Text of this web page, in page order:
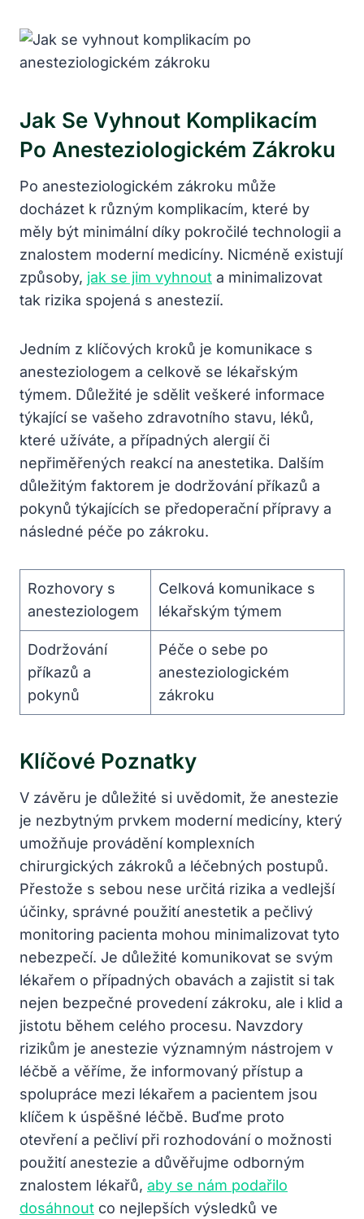
Jak Se Vyhnout Komplikacím
Po Anesteziologickém Zákroku
Po anesteziologickém zákroku může
docházet k různým komplikacím, které by
měly být minimální díky pokročilé technologii a
znalostem moderní medicíny. Nicméně existují
způsoby, jak se jim vyhnout a minimalizovat
tak rizika spojená s anestezií.
Jedním z klíčových kroků je komunikace s
anesteziologem a celkově se lékařským
týmem. Důležité je sdělit veškeré informace
týkající se vašeho zdravotního stavu, léků,
které užíváte, a případných alergií či
nepřiměřených reakcí na anestetika. Dalším
důležitým faktorem je dodržování příkazů a
pokynů týkajících se předoperační přípravy a
následné péče po zákroku.
Rozhovory s
anesteziologem
Celková komunikace s
lékařským týmem
Dodržování
příkazů a
pokynů
Péče o sebe po
anesteziologickém
zákroku
Klíčové Poznatky
V závěru je důležité si uvědomit, že anestezie
je nezbytným prvkem moderní medicíny, který
umožňuje provádění komplexních
chirurgických zákroků a léčebných postupů.
Přestože s sebou nese určitá rizika a vedlejší
účinky, správné použití anestetik a pečlivý
monitoring pacienta mohou minimalizovat tyto
nebezpečí. Je důležité komunikovat se svým
lékařem o případných obavách a zajistit si tak
nejen bezpečné provedení zákroku, ale i klid a
jistotu během celého procesu. Navzdory
rizikům je anestezie významným nástrojem v
léčbě a věříme, že informovaný přístup a
spolupráce mezi lékařem a pacientem jsou
klíčem k úspěšné léčbě. Buďme proto
otevření a pečliví při rozhodování o možnosti
použití anestezie a důvěřujme odborným
znalostem lékařů, aby se nám podařilo
dosáhnout co nejlepších výsledků ve